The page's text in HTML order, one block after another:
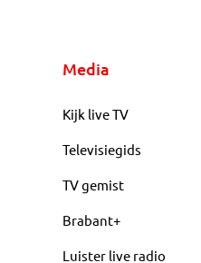
Media
Kijk live TV
Televisiegids
TV gemist
Brabant+
Luister live radio